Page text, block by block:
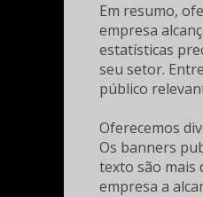
Em resumo,
empresa
estatísticas
seu setor.
público
Oferecemos
Os banners
texto são mais
empresa a